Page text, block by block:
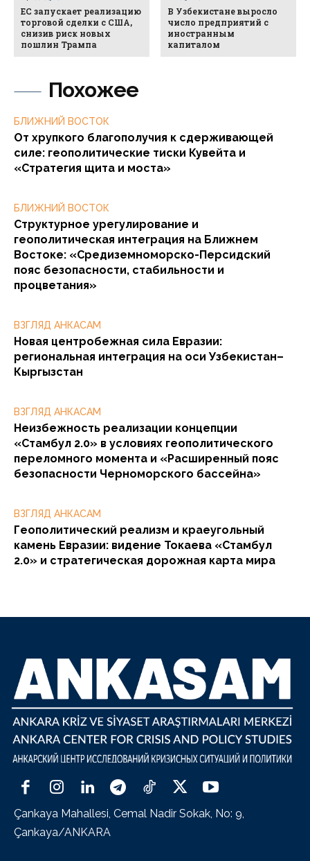
Похожее
БЛИЖНИЙ ВОСТОК
От хрупкого благополучия к сдерживающей
силе: геополитические тиски Кувейта и
«Стратегия щита и моста»
БЛИЖНИЙ ВОСТОК
Структурное урегулирование и
геополитическая интеграция на Ближнем
Востоке: «Средиземноморско-Персидский
пояс безопасности, стабильности и
процветания»
ВЗГЛЯД АНКАСАМ
Новая центробежная сила Евразии:
региональная интеграция на оси Узбекистан–
Кыргызстан
ВЗГЛЯД АНКАСАМ
Неизбежность реализации концепции
«Стамбул 2.0» в условиях геополитического
переломного момента и «Расширенный пояс
безопасности Черноморского бассейна»
ВЗГЛЯД АНКАСАМ
Геополитический реализм и краеугольный
камень Евразии: видение Токаева «Стамбул
2.0» и стратегическая дорожная карта мира
ЕС запускает реализацию
торговой сделки с США,
снизив риск новых
пошлин Трампа
В Узбекистане выросло
число предприятий с
иностранным
капиталом
Çankaya Mahallesi, Cemal Nadir Sokak, No: 9,
Çankaya/ANKARA